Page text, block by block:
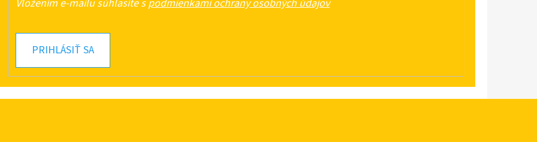
Vložením e-mailu súhlasíte spodmienkami ochrany osobných údajov
PRIHLÁSIŤ SA